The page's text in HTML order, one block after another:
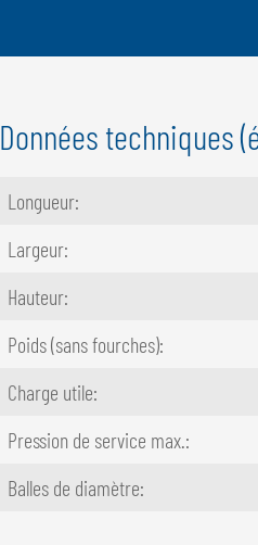
Données techniques
Longueur:
Largeur:
Hauteur:
Poids (sans fourches):
Charge utile:
Pression de service max.:
Balles de diamètre: